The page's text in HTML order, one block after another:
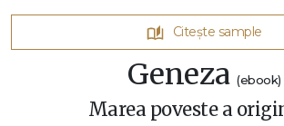
Citește sample
Geneza (ebook)
Marea poveste a